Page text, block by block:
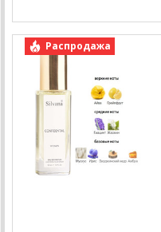
Распродажа